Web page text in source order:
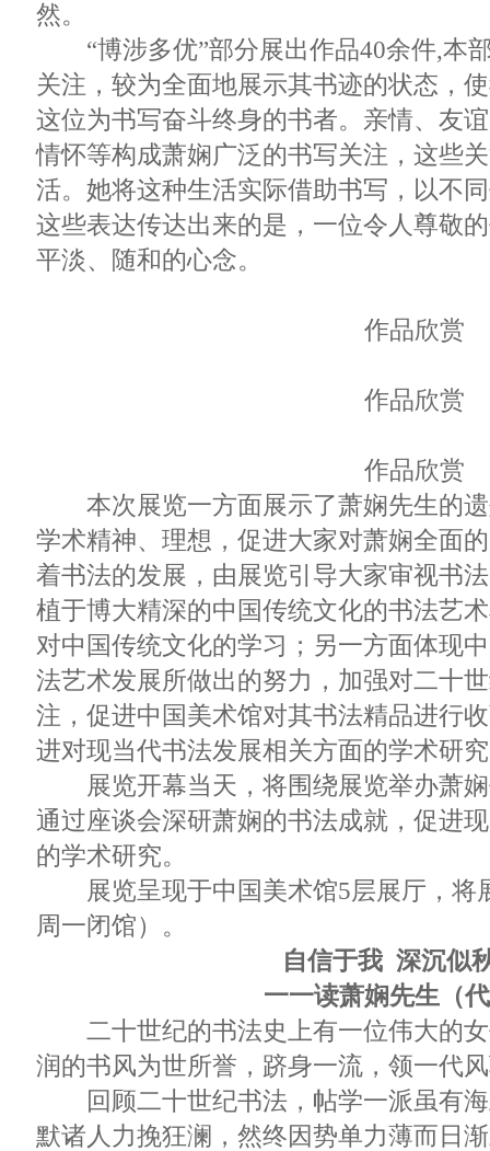
然。
“博涉多优”部分展出作品40余件,本
关注，较为全面地展示其书迹的状态，
这位为书写奋斗终身的书者。亲情、友
情怀等构成萧娴广泛的书写关注，这些
活。她将这种生活实际借助书写，以不
这些表达传达出来的是，一位令人尊敬
平淡、随和的心念。
作品欣赏
作品欣赏
作品欣赏
本次展览一方面展示了萧娴先生的遗
学术精神、理想，促进大家对萧娴全面
着书法的发展，由展览引导大家审视书
植于博大精深的中国传统文化的书法艺
对中国传统文化的学习；另一方面体现
法艺术发展所做出的努力，加强对二十
注，促进中国美术馆对其书法精品进行
进对现当代书法发展相关方面的学术研
展览开幕当天，将围绕展览举办萧娴
通过座谈会深研萧娴的书法成就，促进
的学术研究。
展览呈现于中国美术馆5层展厅，将
周一闭馆）。
自信于我 深沉似
一一读萧娴先生（代
二十世纪的书法史上有一位伟大的女
润的书风为世所誉，跻身一流，领一代
回顾二十世纪书法，帖学一派虽有海
默诸人力挽狂澜，然终因势单力薄而日